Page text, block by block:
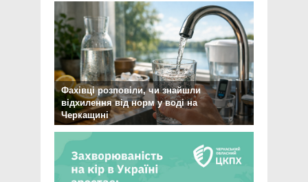
Фахівці розповіли, чи знайшли
відхилення від норм у воді на
Черкащині